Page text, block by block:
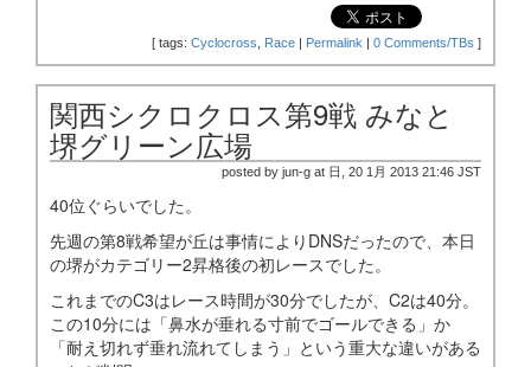
[ tags: Cyclocross Race | Permalink | 0 Comments/TBs ]
関西シクロクロス第9戦 みなと
堺グリーン広場
posted by jun-g at 日, 20 1月 2013 21:46 JST
40位ぐらいでした。
先週の第8戦希望が丘は事情によりDNSだったので、本日
の堺がカテゴリー2昇格後の初レースでした。
これまでのC3はレース時間が30分でしたが、C2は40分。
この10分には「鼻水が垂れる寸前でゴールできる」か
「耐え切れず垂れ流れてしまう」という重大な違いがある